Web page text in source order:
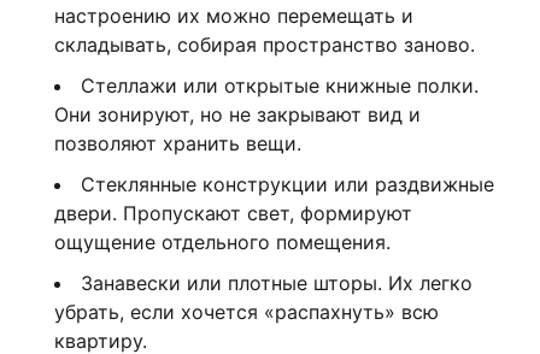
настроению их можно перемещать и
складывать, собирая пространство заново.
Стеллажи или открытые книжные полки.
Они зонируют, но не закрывают вид и
позволяют хранить вещи.
Стеклянные конструкции или раздвижные
двери. Пропускают свет, формируют
ощущение отдельного помещения.
Занавески или плотные шторы. Их легко
убрать, если хочется «распахнуть» всю
квартиру.